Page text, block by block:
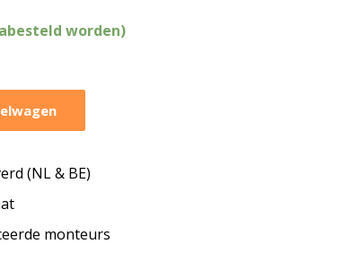
worden)
(NL & BE)
monteurs